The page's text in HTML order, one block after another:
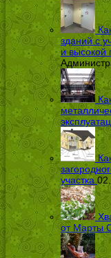
зданий с
и высокой
участка
от Марты